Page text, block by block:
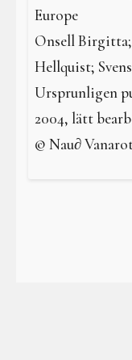
Europe
Onsell
Hellquist;
Ursprunligen
2004, lätt
© Nau∂